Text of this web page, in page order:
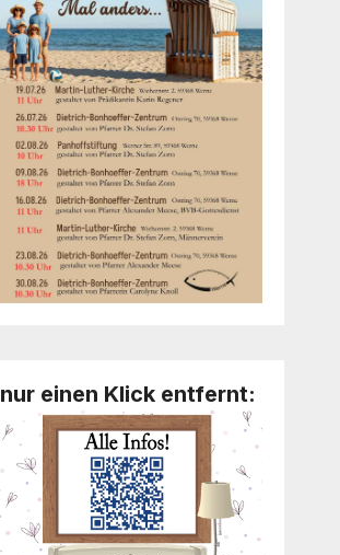
nur einen Klick entfernt: